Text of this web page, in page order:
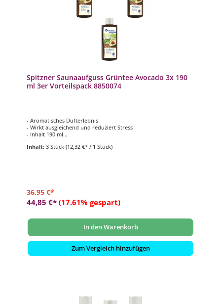
Spitzner Saunaaufguss Grüntee Avocado 3x 190
ml 3er Vorteilspack 8850074
- Aromatisches Dufterlebnis
- Wirkt ausgleichend und reduziert Stress
- Inhalt 190 ml
- Nur in Verbindung mit kaltem Wasser verwenden
Inhalt: 3 Stück (12,32 €* / 1 Stück)
36,95 €*
44,85 €* (17.61% gespart)
In den Warenkorb
Zum Vergleich hinzufügen